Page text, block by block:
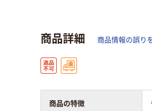
商品詳細 商品情報の誤り
商品の特徴